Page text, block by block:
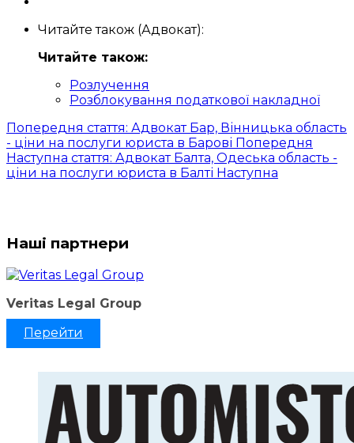
Читайте також (Адвокат):
Читайте також:
Розлучення
Розблокування податкової накладної
Попередня стаття: Адвокат Бар, Вінницька область
- ціни на послуги юриста в Барові Попередня
Наступна стаття: Адвокат Балта, Одеська область -
ціни на послуги юриста в Балті Наступна
Наші партнери
Veritas Legal Group
Перейти